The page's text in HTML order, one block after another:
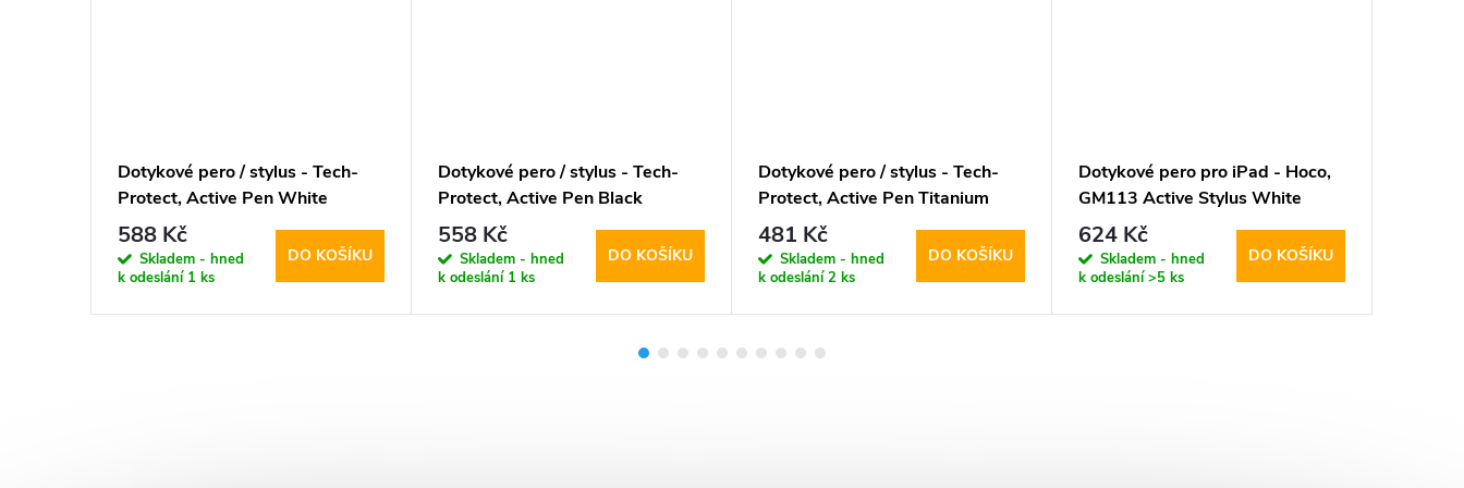
Dotykové pero / stylus - Tech-
Protect, Active Pen White
588 Kč
Skladem - hned
k odeslání 1 ks
DO KOŠÍKU
Dotykové pero / stylus - Tech-
Protect, Active Pen Black
558 Kč
Skladem - hned
k odeslání 1 ks
DO KOŠÍKU
Dotykové pero / stylus - Tech-
Protect, Active Pen Titanium
481 Kč
Skladem - hned
k odeslání2 ks
DO KOŠÍKU
Dotykové pero pro iPad - Hoco,
GM113 Active Stylus White
624 Kč
Skladem - hned
k odeslání>5 ks
DO KOŠÍKU